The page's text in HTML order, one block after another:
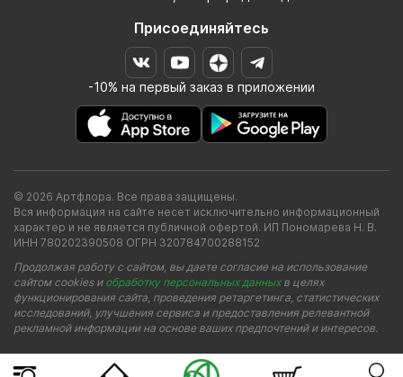
Присоединяйтесь
-10% на первый заказ в приложении
© 2026 Артфлора. Все права защищены.
Вся информация на сайте несет исключительно информационный
характер и не является публичной офертой. ИП Пономарева Н. В.
ИНН 780202390508 ОГРН 320784700288152
Продолжая работу с сайтом, вы даете согласие на использование
сайтом cookies и обработку персональных данныхв целях
функционирования сайта, проведения ретаргетинга, статистических
исследований, улучшения сервиса и предоставления релевантной
рекламной информации на основе ваших предпочтений и интересов.